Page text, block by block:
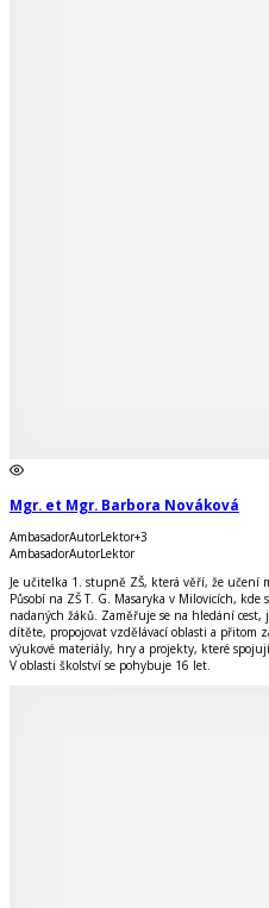
Mgr. et Mgr. Barbora Nováková
AmbasadorAutorLektor+3
AmbasadorAutorLektor
Je učitelka 1. stupně ZŠ, která věří, že učení
Působí na ZŠ T. G. Masaryka v Milovicích,
nadaných žáků. Zaměřuje se na hledání
dítěte, propojovat vzdělávací oblasti a přitom
výukové materiály, hry a projekty, které
V oblasti školství se pohybuje 16 let.